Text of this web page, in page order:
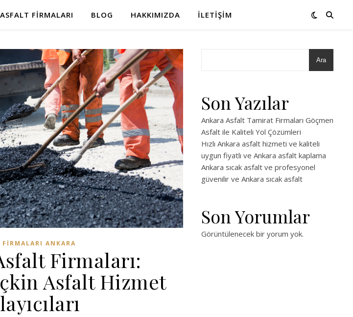
ASFALT FIRMALARI BLOG HAKKIMIZDA İLETIŞIM
FIRMALARI ANKARA
Firmaları:
Asfalt Hizmet
Ara
Son Yazılar
Ankara Asfalt Tamirat Firmaları Göçmen
Asfalt ile Kaliteli Yol Çözümleri
Hızlı Ankara asfalt hizmeti ve kaliteli
uygun fiyatlı ve Ankara asfalt kaplama
Ankara sıcak asfalt ve profesyonel
güvenilir ve Ankara sıcak asfalt
Son Yorumlar
Görüntülenecek bir yorum yok.